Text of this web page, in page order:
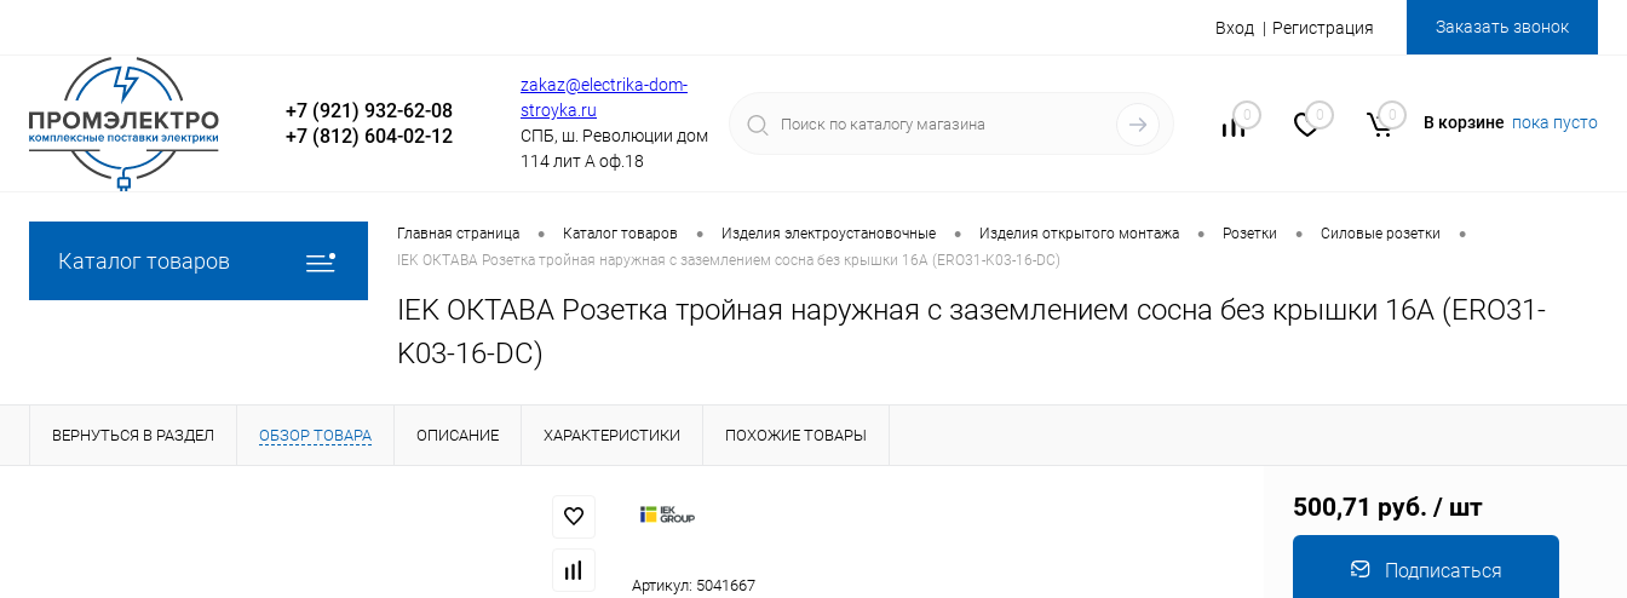
Вход Регистрация Заказать звонок
+7 (921) 932-62-08
+7 (812) 604-02-12
zakaz@electrika-dom-
stroyka.ru
СПБ, ш. Революции дом
114 лит А оф.18
0 0 0 В корзине пока пусто
Каталог товаров
Главная страница • Каталог товаров • Изделия электроустановочные • Изделия открытого монтажа • Розетки • Силовые розетки •
IEK ОКТАВА Розетка тройная наружная с заземлением сосна без крышки 16А (ERO31-K03-16-DC)
IEK ОКТАВА Розетка тройная наружная с заземлением сосна без крышки 16А (ERO31-
K03-16-DC)
ВЕРНУТЬСЯ В РАЗДЕЛ ОБЗОР ТОВАРА ОПИСАНИЕ ХАРАКТЕРИСТИКИ ПОХОЖИЕ ТОВАРЫ
Артикул: 5041667
500,71 руб. / шт
Подписаться